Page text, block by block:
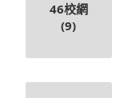
46校網
(9)